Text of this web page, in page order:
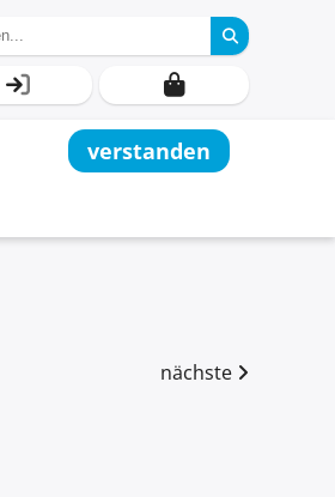
verstanden
nächste